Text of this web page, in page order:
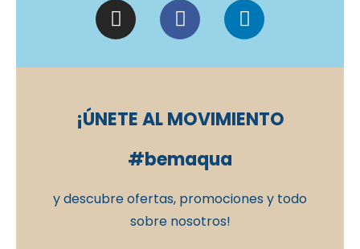
¡ÚNETE AL MOVIMIENTO
#bemaqua
y descubre ofertas, promociones y todo
sobre nosotros!